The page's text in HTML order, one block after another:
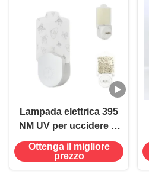
insetti
Lampada elettrica 395
NM UV per uccidere le
zanzare per uccidere
gli insetti volanti
Ottenga il migliore
prezzo